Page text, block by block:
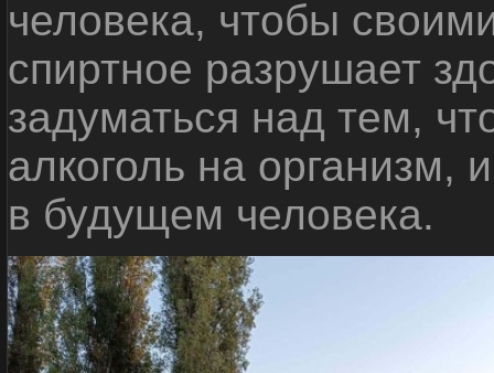
человека, чтобы
спиртное разрушает
задуматься над тем,
алкоголь на организм,
в будущем человека.